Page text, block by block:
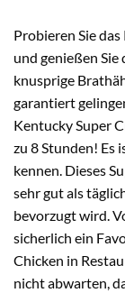
Probieren Sie
und genießen
knusprige
garantiert
Kentucky Super
zu 8 Stunden! Es
kennen. Dieses
sehr gut als
bevorzugt wird.
sicherlich ein
Chicken in
nicht abwarten,